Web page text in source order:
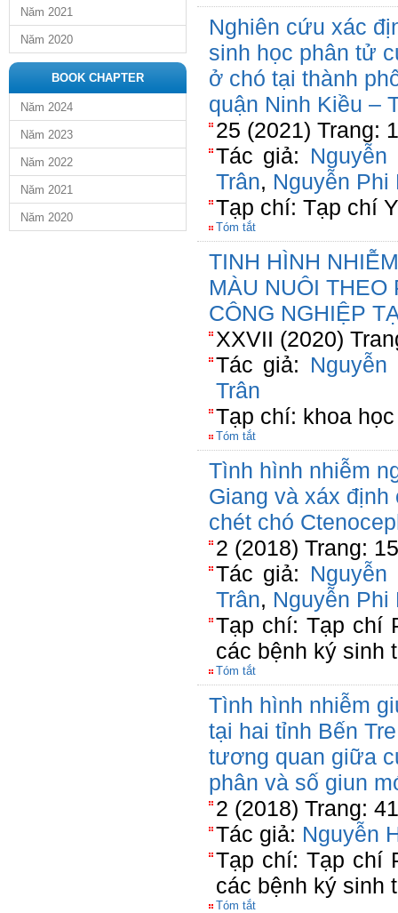
Năm 2021
Năm 2020
BOOK CHAPTER
Năm 2024
Năm 2023
Năm 2022
Năm 2021
Năm 2020
Nghiên cứu xác
sinh học phân tử
ở chó tại thành
quận Ninh Kiều –
25 (2021) Trang:
Tác giả:
Trân, Nguyễn Phi
Tạp chí: Tạp chí
Tóm tắt
TINH HÌNH
MÀU NUÔI
CÔNG NGHIỆP
XXVII (2020)
Tác giả:
Trân
Tạp chí: khoa
Tóm tắt
Tình hình nhiễm
Giang và xáx
chét chó
2 (2018) Trang:
Tác giả:
Trân, Nguyễn Phi
Tạp chí: Tạp chí
các bệnh ký sinh
Tóm tắt
Tình hình nhiễm
tại hai tỉnh Bến
tương quan giữa
phân và số giun
2 (2018) Trang:
Tác giả: Nguyễn
Tạp chí: Tạp chí
các bệnh ký sinh
Tóm tắt